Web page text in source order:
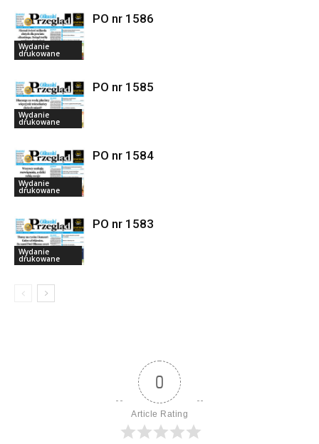
Wydanie
drukowane
PO nr 1586
Wydanie
drukowane
PO nr 1585
Wydanie
drukowane
PO nr 1584
Wydanie
drukowane
PO nr 1583
0
Article Rating